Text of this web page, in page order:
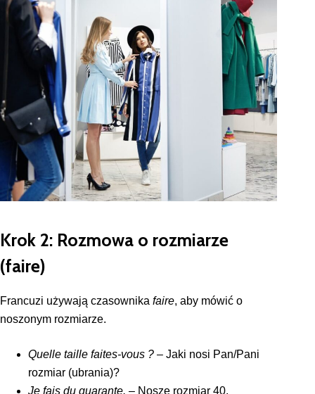
Krok 2: Rozmowa o rozmiarze
(faire)
Francuzi używają czasownika faire, aby mówić o
noszonym rozmiarze.
Quelle taille faites-vous ? – Jaki nosi Pan/Pani
rozmiar (ubrania)?
Je fais du quarante. – Noszę rozmiar 40.